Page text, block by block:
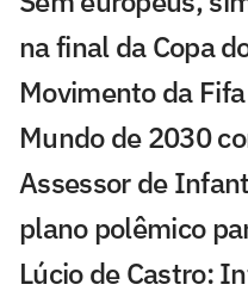
na final da Copa
Movimento da
Mundo de 2030
Assessor de
plano polêmico
Lúcio de Castro: